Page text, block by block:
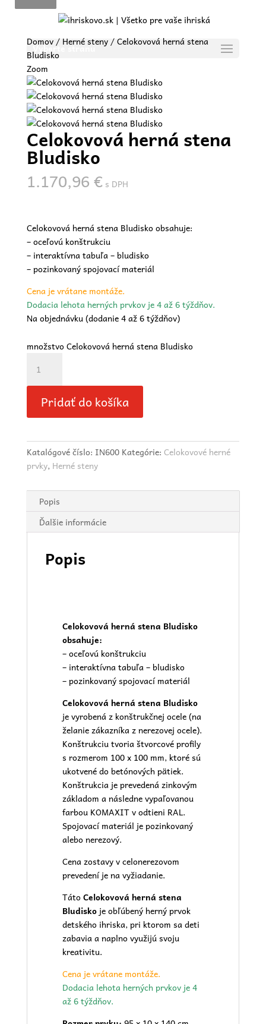
Vyberte stranu
Domov/ Herné steny/ Celokovová herná stena
Bludisko
Zoom
Celokovová herná stena
Bludisko
1.170,96€ s DPH
Celokovová herná stena Bludisko obsahuje:
– oceľovú konštrukciu
– interaktívna tabuľa – bludisko
– pozinkovaný spojovací materiál
Cena je vrátane montáže.
Dodacia lehota herných prvkov je 4 až 6 týždňov.
Na objednávku (dodanie 4 až 6 týždňov)
množstvo Celokovová herná stena Bludisko
Pridať do košíka
Katalógové číslo: IN600 Kategórie: Celokovové herné
prvky, Herné steny
Popis
Ďalšie informácie
Popis
Celokovová herná stena Bludisko
obsahuje:
– oceľovú konštrukciu
– interaktívna tabuľa – bludisko
– pozinkovaný spojovací materiál
Celokovová herná stena Bludisko
je vyrobená z konštrukčnej ocele (na
želanie zákazníka z nerezovej ocele).
Konštrukciu tvoria štvorcové profily
s rozmerom 100 x 100 mm, ktoré sú
ukotvené do betónových pätiek.
Konštrukcia je prevedená zinkovým
základom a následne vypaľovanou
farbou KOMAXIT v odtieni RAL.
Spojovací materiál je pozinkovaný
alebo nerezový.
Cena zostavy v celonerezovom
prevedení je na vyžiadanie.
TátoCelokovová herná stena
Bludisko je obľúbený herný prvok
detského ihriska, pri ktorom sa deti
zabavia a naplno využijú svoju
kreativitu.
Cena je vrátane montáže.
Dodacia lehota herných prvkov je 4
až 6 týždňov.